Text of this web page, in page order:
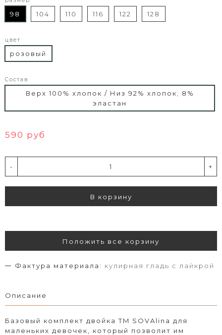
98 104 110 116 122 128
цвет
розовый
Состав
Верх 100% хлопок / Низ 92% хлопок; 8%
эластан
590 руб
- +
В корзину
Положить все корзину
Фактура материала: кулирная гладь с лайкрой
Описание
Базовый комплект двойка TM SOVAlina для
маленьких девочек, который позволит им